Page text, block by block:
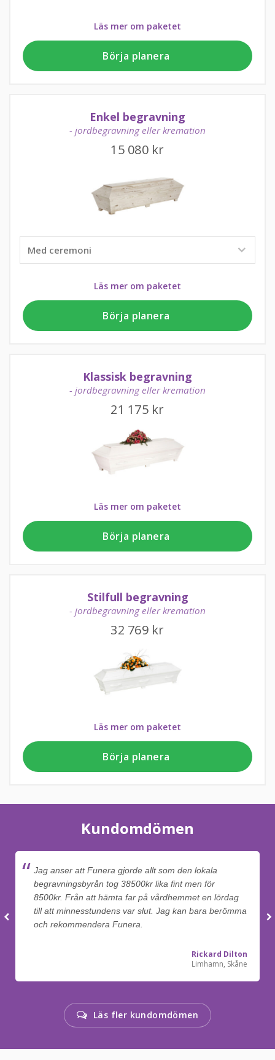
Läs mer om paketet
Börja planera
Enkel begravning
- jordbegravning eller kremation
15 080 kr
Läs mer om paketet
Börja planera
Klassisk begravning
- jordbegravning eller kremation
21 175 kr
Läs mer om paketet
Börja planera
Stilfull begravning
- jordbegravning eller kremation
32 769 kr
Läs mer om paketet
Börja planera
Kundomdömen
Jag anser att Funera gjorde allt som den lokala
begravningsbyrån tog 38500kr lika fint men för
8500kr. Från att hämta far på vårdhemmet en lördag
till att minnesstundens var slut. Jag kan bara berömma
och rekommendera Funera.
Rickard Dilton
Limhamn, Skåne
Läs fler kundomdömen